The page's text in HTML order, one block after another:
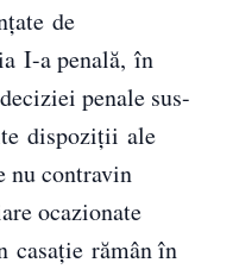
de
I-a penală, în
penale sus-
dispoziţii ale
nu contravin
ocazionate
casaţie rămân în